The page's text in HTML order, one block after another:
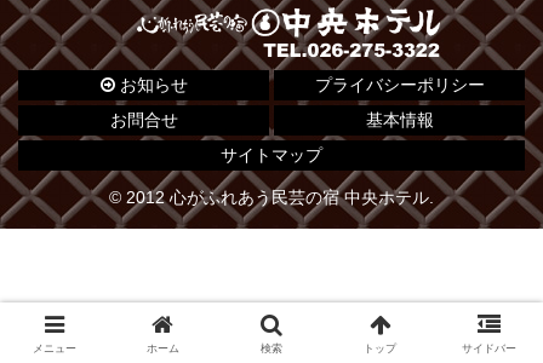
お知らせ
プライバシーポリシー
お問合せ
基本情報
サイトマップ
© 2012 心がふれあう民芸の宿 中央ホテル.
メニュー ホーム 検索 トップ サイドバー